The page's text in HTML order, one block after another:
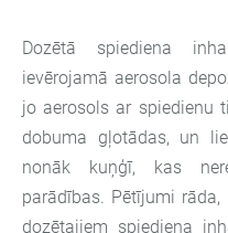
Dozētā spiediena
ievērojamā aerosola
jo aerosols ar spiedienu
dobuma gļotādas, un
nonāk kuņģī, kas
parādības. Pētījumi
dozētajiem spiediena